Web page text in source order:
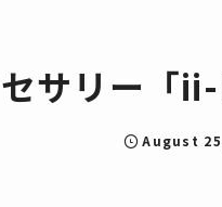
サリー「
August 25